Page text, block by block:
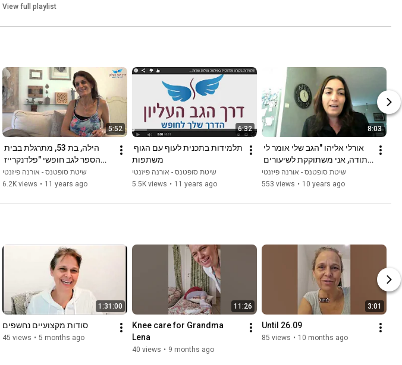
View full playlist
5:52
בפיג'מה" כשנה
שיטת סופטנס - אורנה פיזנטי
6.2K views • 11 years ago
6:32
משתפות
שיטת סופטנס - אורנה פיזנטי
5.5K views • 11 years ago
8:03
והחיים נראים אחרת"
שיטת סופטנס - אורנה פיזנטי
553 views • 10 years ago
1:31:00
סודות מקצועיים נחשפים
45 views • 5 months ago
11:26
Knee care for Grandma
Lena
40 views • 9 months ago
3:01
Until 26.09
85 views • 10 months ago